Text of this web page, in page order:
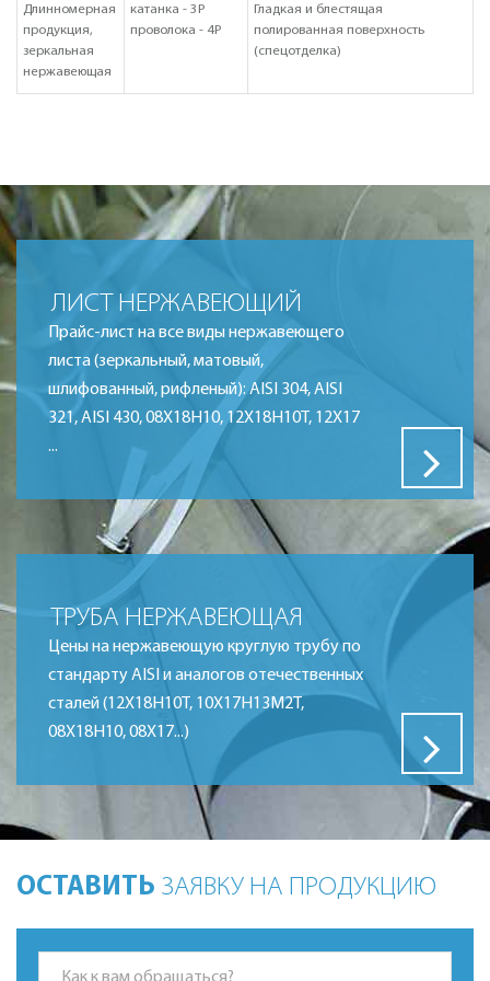
Длинномерная
продукция,
зеркальная
нержавеющая
катанка - 3P
проволока - 4P
Гладкая и блестящая
полированная поверхность
(спецотделка)
ЛИСТ НЕРЖАВЕЮЩИЙ
Прайс-лист на все виды нержавеющего
листа (зеркальный, матовый,
шлифованный, рифленый): AISI 304, AISI
321, AISI 430, 08Х18Н10, 12Х18Н10Т, 12Х17
...
ТРУБА НЕРЖАВЕЮЩАЯ
Цены на нержавеющую круглую трубу по
стандарту AISI и аналогов отечественных
сталей (12Х18Н10Т, 10Х17Н13М2Т,
08Х18Н10, 08Х17...)
ОСТАВИТЬ ЗАЯВКУ НА ПРОДУКЦИЮ